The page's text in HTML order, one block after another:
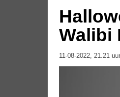
Walibi
11-08-2022, 21.21 uur